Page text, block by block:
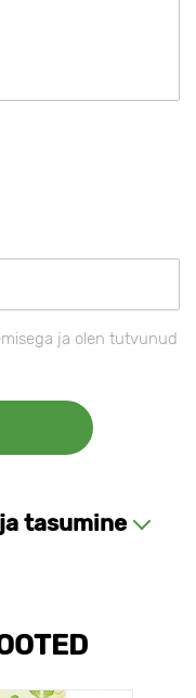
ja olen tutvunud
tasumine